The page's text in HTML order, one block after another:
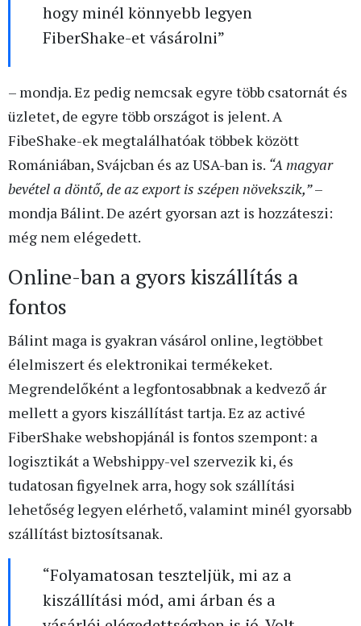
hogy minél könnyebb legyen
FiberShake-et vásárolni”
– mondja. Ez pedig nemcsak egyre több csatornát és
üzletet, de egyre több országot is jelent. A
FibeShake-ek megtalálhatóak többek között
Romániában, Svájcban és az USA-ban is. “A magyar
bevétel a döntő, de az export is szépen növekszik,”–
mondja Bálint. De azért gyorsan azt is hozzáteszi:
még nem elégedett.
Online-ban a gyors kiszállítás a
fontos
Bálint maga is gyakran vásárol online, legtöbbet
élelmiszert és elektronikai termékeket.
Megrendelőként a legfontosabbnak a kedvező ár
mellett a gyors kiszállítást tartja. Ez az activé
FiberShake webshopjánál is fontos szempont: a
logisztikát a Webshippy-vel szervezik ki, és
tudatosan figyelnek arra, hogy sok szállítási
lehetőség legyen elérhető, valamint minél gyorsabb
szállítást biztosítsanak.
“Folyamatosan teszteljük, mi az a
kiszállítási mód, ami árban és a